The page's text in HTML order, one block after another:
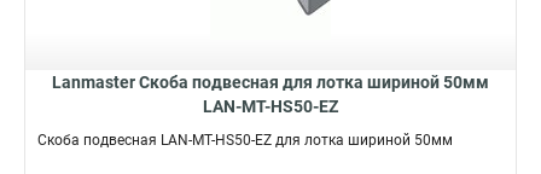
Lanmaster Скоба подвесная для лотка шириной 50мм
LAN-MT-HS50-EZ
Скоба подвесная LAN-MT-HS50-EZ для лотка шириной 50мм